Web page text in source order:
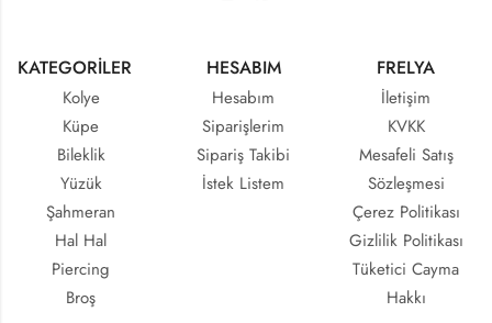
KATEGORİLER
Kolye
Küpe
Bileklik
Yüzük
Şahmeran
Hal Hal
Piercing
Broş
HESABIM
Hesabım
Siparişlerim
Sipariş Takibi
İstek Listem
FRELYA
İletişim
KVKK
Mesafeli Satış
Sözleşmesi
Çerez Politikası
Gizlilik Politikası
Tüketici Cayma
Hakkı